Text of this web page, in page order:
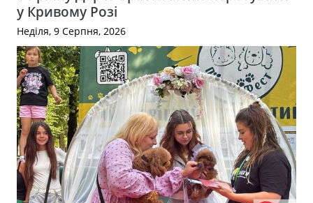
у Кривому Розі
Неділя, 9 Серпня, 2026